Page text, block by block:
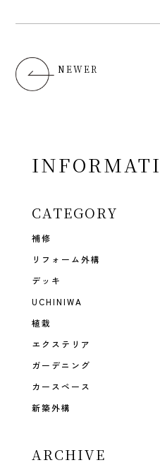
NEWER
CATEGORY
補修
リフォーム外構
デッキ
UCHINIWA
植栽
エクステリア
ガーデニング
カースペース
新築外構
ARCHIVE